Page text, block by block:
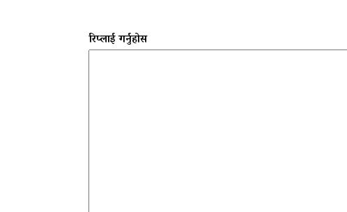
रिप्लाई गर्नुहोस